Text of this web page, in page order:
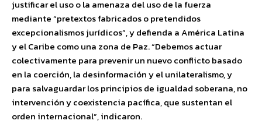
justificar el uso o la amenaza del uso de la fuerza
mediante “pretextos fabricados o pretendidos
excepcionalismos jurídicos”, y defienda a América Latina
y el Caribe como una zona de Paz. “Debemos actuar
colectivamente para prevenir un nuevo conflicto basado
en la coerción, la desinformación y el unilateralismo, y
para salvaguardar los principios de igualdad soberana, no
intervención y coexistencia pacífica, que sustentan el
orden internacional”, indicaron.